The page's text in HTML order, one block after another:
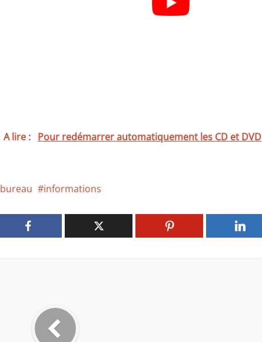
A lire : Pour redémarrer automatiquement les CD et DVD
bureau informations